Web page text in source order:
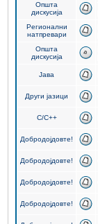
Општа
дискусија
Регионални
натпревари
Општа
дискусија
Јава
Други јазици
C/C++
Добродојдовте!
Добродојдовте!
Добродојдовте!
Добродојдовте!